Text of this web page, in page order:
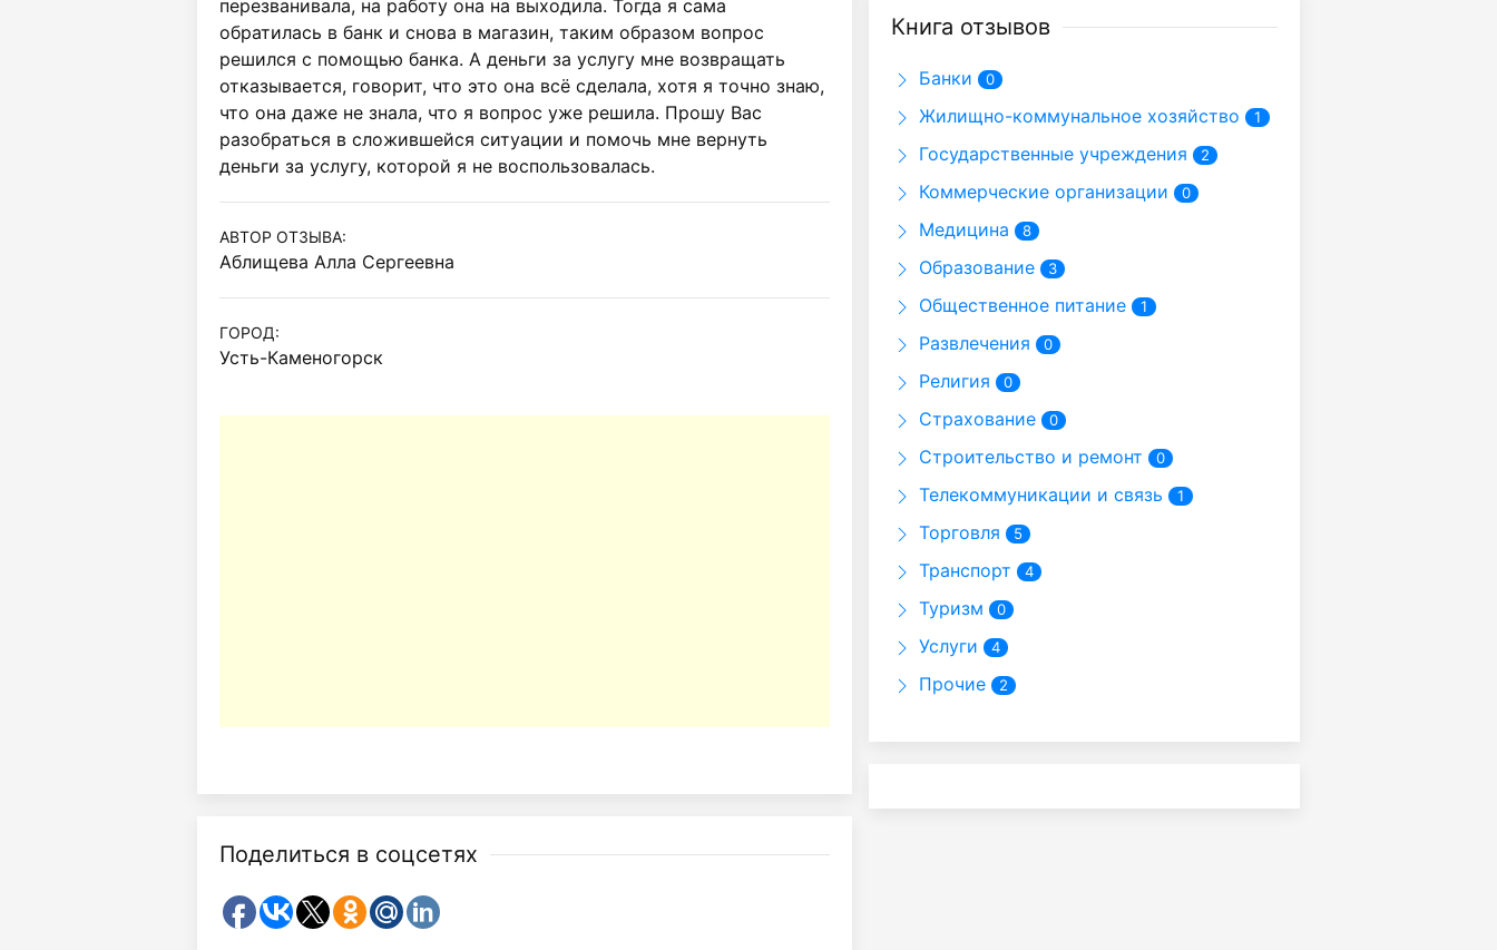
перезванивала, на работу она на выходила. Тогда я сама
обратилась в банк и снова в магазин, таким образом вопрос
решился с помощью банка. А деньги за услугу мне возвращать
отказывается, говорит, что это она всё сделала, хотя я точно знаю,
что она даже не знала, что я вопрос уже решила. Прошу Вас
разобраться в сложившейся ситуации и помочь мне вернуть
деньги за услугу, которой я не воспользовалась.
АВТОР ОТЗЫВА:
Аблищева Алла Сергеевна
ГОРОД:
Усть-Каменогорск
Поделиться в соцсетях
Книга отзывов
Банки 0
Жилищно-коммунальное хозяйство 1
Государственные учреждения 2
Коммерческие организации 0
Медицина 8
Образование 3
Общественное питание 1
Развлечения 0
Религия 0
Страхование 0
Строительство и ремонт 0
Телекоммуникации и связь 1
Торговля 5
Транспорт 4
Туризм 0
Услуги 4
Прочие 2